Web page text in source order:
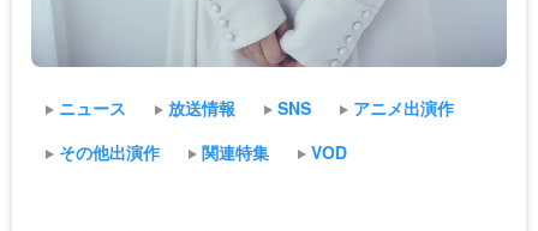
ニュース 放送情報 SNS
アニメ出演作
その他出演作
関連特集 VOD